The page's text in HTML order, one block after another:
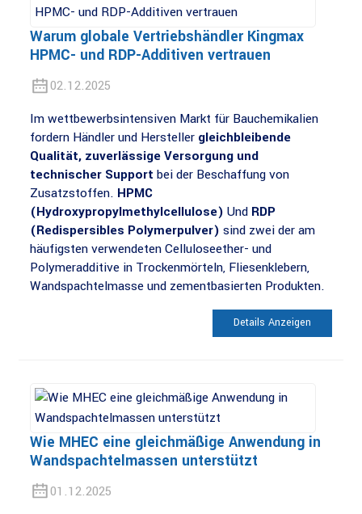
Warum globale Vertriebshändler Kingmax
HPMC- und RDP-Additiven vertrauen
02.12.2025
Im wettbewerbsintensiven Markt für Bauchemikalien
fordern Händler und Hersteller gleichbleibende
Qualität, zuverlässige Versorgung und
technischer Support bei der Beschaffung von
Zusatzstoffen. HPMC
(Hydroxypropylmethylcellulose) Und RDP
(Redispersibles Polymerpulver) sind zwei der am
häufigsten verwendeten Celluloseether- und
Polymeradditive in Trockenmörteln, Fliesenklebern,
Wandspachtelmasse und zementbasierten Produkten.
Details Anzeigen
Wie MHEC eine gleichmäßige Anwendung in
Wandspachtelmassen unterstützt
01.12.2025